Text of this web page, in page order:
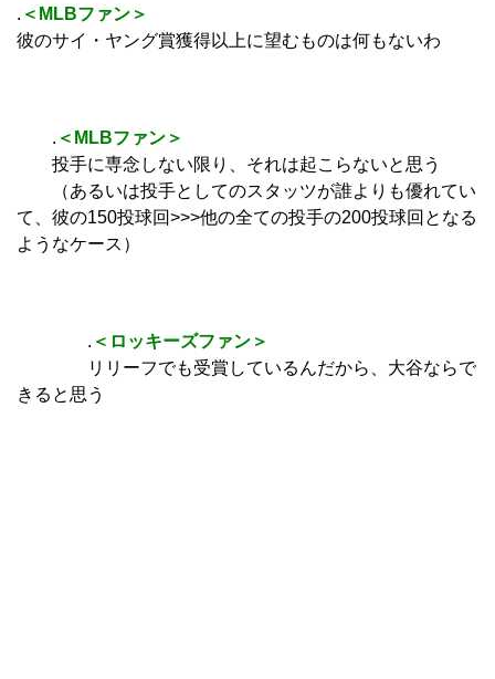
. ＜MLBファン＞
彼のサイ・ヤング賞獲得以上に望むものは何もないわ
. ＜MLBファン＞
投手に専念しない限り、それは起こらないと思う
（あるいは投手としてのスタッツが誰よりも優れてい
て、彼の150投球回>>>他の全ての投手の200投球回となる
ようなケース）
. ＜ロッキーズファン＞
リリーフでも受賞しているんだから、大谷ならで
きると思う